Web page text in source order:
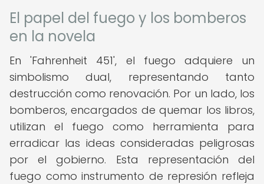
El papel del fuego y los bomberos
en la novela
En 'Fahrenheit 451', el fuego adquiere un
simbolismo dual, representando tanto
destrucción como renovación. Por un lado, los
bomberos, encargados de quemar los libros,
utilizan el fuego como herramienta para
erradicar las ideas consideradas peligrosas
por el gobierno. Esta representación del
fuego como instrumento de represión refleja